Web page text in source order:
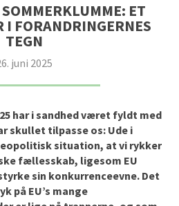
ET
I FORANDRINGERNES
TEGN
juni 2025
har i sandhed været fyldt med
skullet tilpasse os: Ude i
situation, at vi rykker
fællesskab, ligesom EU
sin konkurrenceevne. Det
på EU’s mange